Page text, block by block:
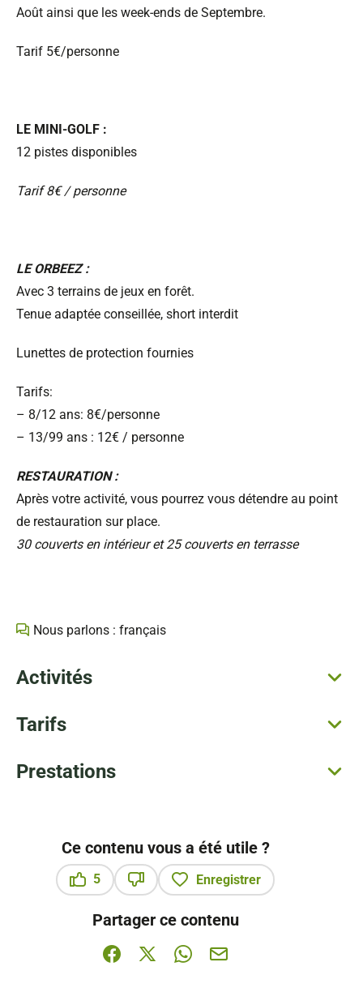
Août ainsi que les week-ends de Septembre.
Tarif 5€/personne
LE MINI-GOLF :
12 pistes disponibles
Tarif 8€ / personne
LE ORBEEZ :
Avec 3 terrains de jeux en forêt.
Tenue adaptée conseillée, short interdit
Lunettes de protection fournies
Tarifs:
– 8/12 ans: 8€/personne
– 13/99 ans : 12€ / personne
RESTAURATION :
Après votre activité, vous pourrez vous détendre au point
de restauration sur place.
30 couverts en intérieur et 25 couverts en terrasse
Nous parlons : français
Activités
Tarifs
Prestations
Ce contenu vous a été utile ?
5
Enregistrer
Partager ce contenu
Partager sur Facebook (nouvelle fenêtre)
Partager sur X / Twitter (nouvelle
Partager sur WhatsApp
Partager par mail